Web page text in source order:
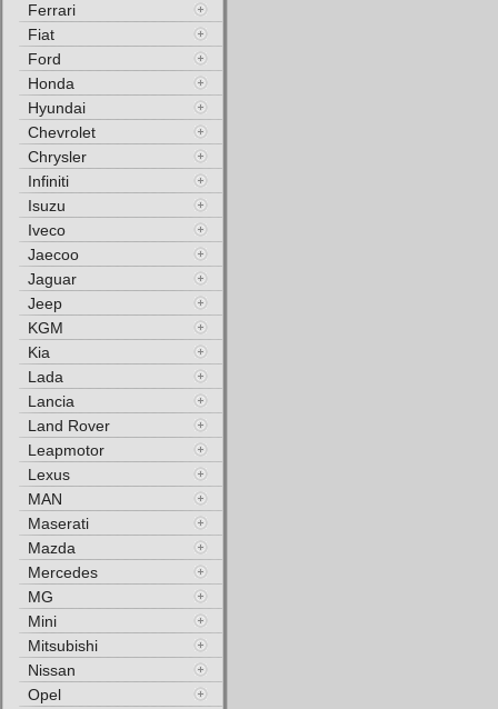
Ferrari
Fiat
Ford
Honda
Hyundai
Chevrolet
Chrysler
Infiniti
Isuzu
Iveco
Jaecoo
Jaguar
Jeep
KGM
Kia
Lada
Lancia
Land Rover
Leapmotor
Lexus
MAN
Maserati
Mazda
Mercedes
MG
Mini
Mitsubishi
Nissan
Opel